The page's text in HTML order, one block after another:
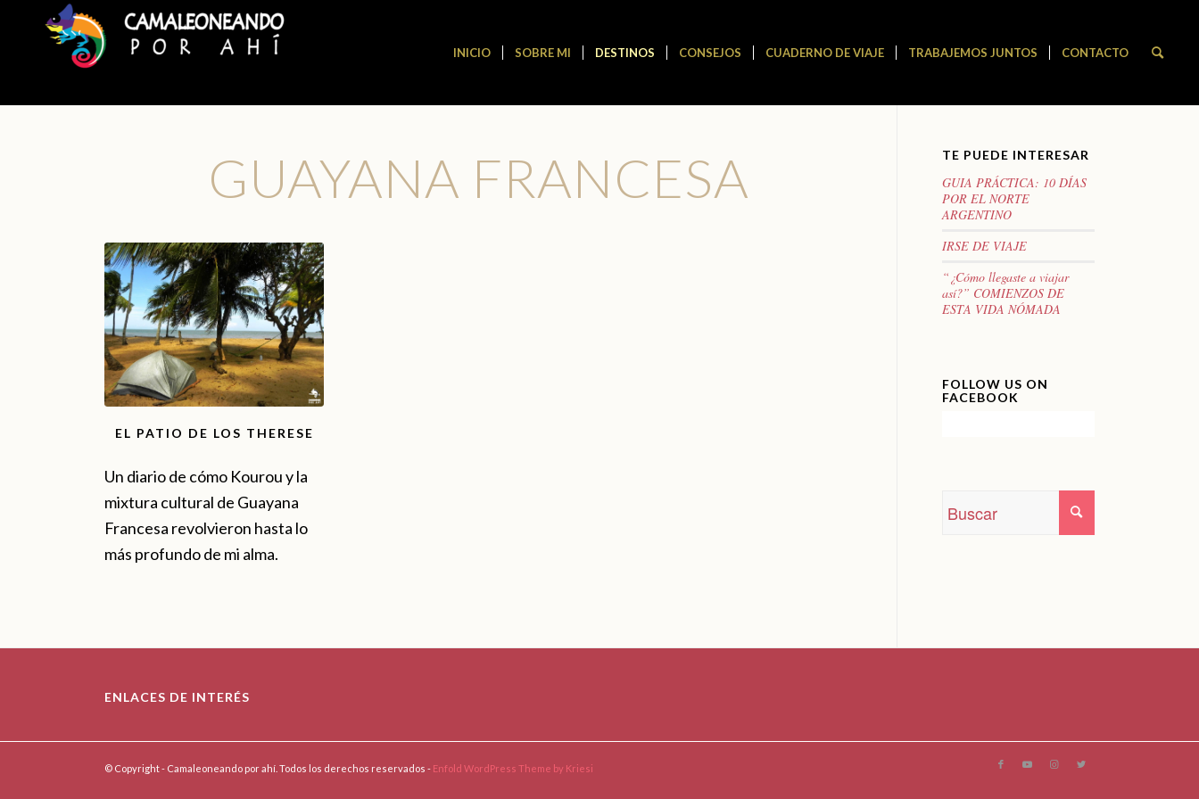
INICIO SOBRE MI DESTINOS CONSEJOS CUADERNO DE VIAJE TRABAJEMOS JUNTOS CONTACTO
GUAYANA FRANCESA
EL PATIO DE LOS THERESE
Un diario de cómo Kourou y la
mixtura cultural de Guayana
Francesa revolvieron hasta lo
más profundo de mi alma.
TE PUEDE INTERESAR
GUIA PRÁCTICA: 10 DÍAS
POR EL NORTE
ARGENTINO
IRSE DE VIAJE
“¿Cómo llegaste a viajar
así?” COMIENZOS DE
ESTA VIDA NÓMADA
FOLLOW US ON
FACEBOOK
ENLACES DE INTERÉS
© Copyright - Camaleoneando por ahí. Todos los derechos reservados - Enfold WordPress Theme by Kriesi